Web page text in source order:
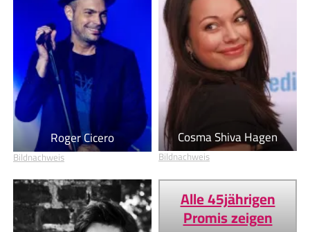
Roger Cicero
Bildnachweis
Cosma Shiva Hagen
Bildnachweis
Alle 45jährigen
Promis zeigen